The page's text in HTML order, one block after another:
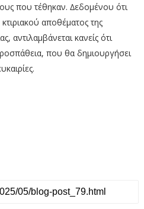
που τέθηκαν. ∆εδοµένου ότι
αποθέµατος της
αντιλαµβάνεται κανείς ότι
που θα δηµιουργήσει